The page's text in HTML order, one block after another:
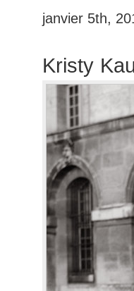
janvier 5th,
Kristy